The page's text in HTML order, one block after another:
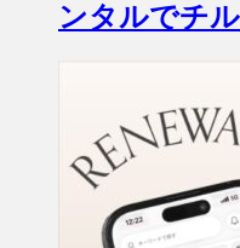
ンタルでチ